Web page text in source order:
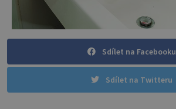
Sdílet na Facebooku
Sdílet na Twitteru